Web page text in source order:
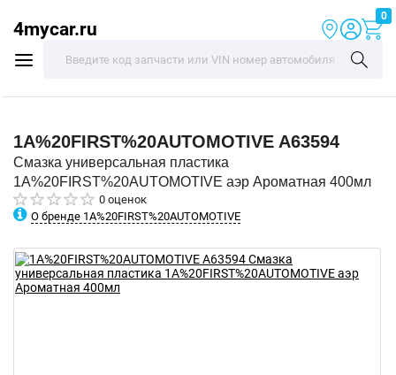
4mycar.ru
0
1A%20FIRST%20AUTOMOTIVE A63594
Смазка универсальная пластика
1A%20FIRST%20AUTOMOTIVE аэр Ароматная 400мл
0 оценок
О бренде 1A%20FIRST%20AUTOMOTIVE